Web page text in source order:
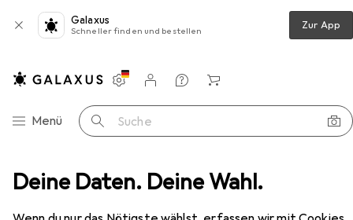
Deine Daten. Deine Wahl.
Galaxus
Schneller finden und bestellen Zur App
Navigation nach Kategorien
Menü Suche
Einstellungen
Kundenkonto
Vergleichslisten
Merklisten
Warenkorb
Wohnzimmer Regal Vicco Unterschrank R-Line